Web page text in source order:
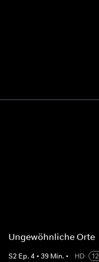
Ungewöhnliche Orte
S2 Ep. 4 • 39Min. • HD
12